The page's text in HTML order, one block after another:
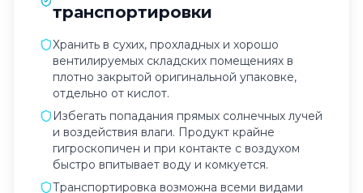
транспортировки
Хранить в сухих, прохладных и хорошо
вентилируемых складских помещениях в
плотно закрытой оригинальной упаковке,
отдельно от кислот.
Избегать попадания прямых солнечных лучей
и воздействия влаги. Продукт крайне
гигроскопичен и при контакте с воздухом
быстро впитывает воду и комкуется.
Транспортировка возможна всеми видами